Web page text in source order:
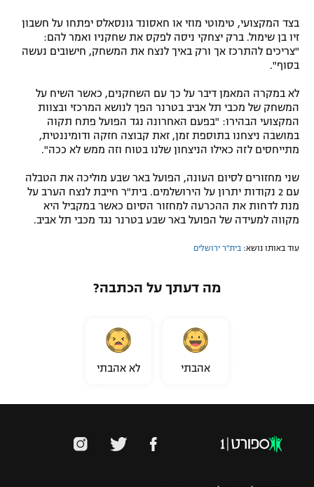
בצד המקצועי, טימוטי מוזי או חאסונד גונסאלס יפתחו על חשבון
זיו בן שימול. ברק יצחקי ניסה לפקס את שחקניו ואמר להם:
"צריכים להתרכז אך ורק באיך לנצח את המשחק, חישובים נעשה
בסוף".
לא במקרה המאמן דיבר על כך עם השחקנים, כאשר השיח על
המשחק של מכבי תל אביב בטרנר הפך לנושא המרכזי ובצוות
המקצועי הבהירו: "בפעם האחרונה נגד הפועל פתח תקוה
במושבה ניצחנו בתוספת זמן, זאת קבוצה חזקה ודומיננטית,
מתייחסים לזה כאילו הניצחון שלנו בטוח וזה ממש לא ככה".
שני מחזורים לסיום העונה, הפועל באר שבע מוליכה את הטבלה
עם 2 נקודות יתרון על הירושלמים. בית"ר חייבת לנצח הערב על
מנת לדחות את ההכרעה למחזור הסיום כאשר במקביל היא
מקווה למעידה של הפועל באר שבע בטרנר נגד מכבי תל אביב.
עוד באותו נושא: בית"ר ירושלים
מה דעתך על הכתבה?
אהבתי לא אהבתי